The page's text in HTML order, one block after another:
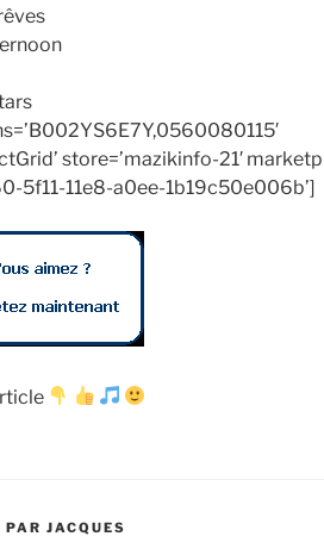
store=’mazikinfo-21′
5f11-11e8-a0ee-1b19c50e006b’]
PAR JACQUES